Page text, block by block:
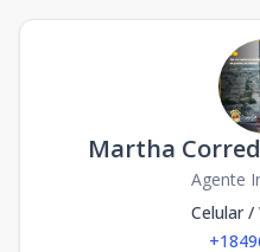
Martha
Agente
Celular /